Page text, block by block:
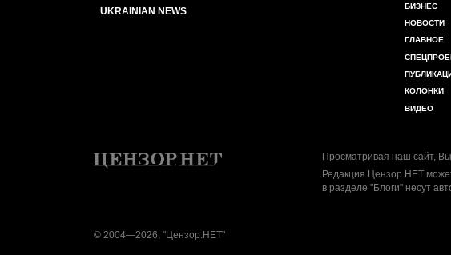
UKRAINIAN NEWS
БИЗНЕС
НОВОСТИ
ГЛАВНОЕ
КОЛОНКИ
ВИДЕО
Просматривая наш сайт,
Редакция Цензор.НЕТ
в разделе "Блоги" несут
© 2004—2026, "Цензор.НЕТ"